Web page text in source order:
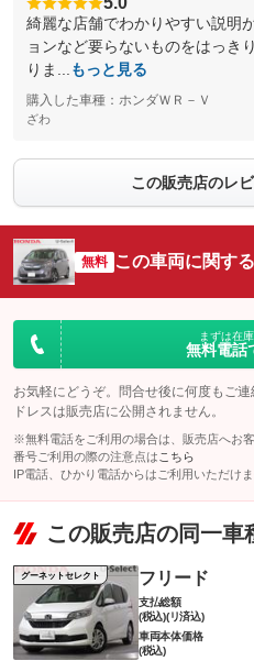
綺麗な店舗でわかりやすい説明
ョンなど要らないものをはっき
りま...
もっと見る
購入した車種：ホンダＷＲ－Ｖ
ざわ
この販売店のレ
無料 この車両に関す
まずは在
無料電話
お気軽にどうぞ。問合せ後に何度もご
ドレスは販売店に公開されません。
※無料電話をご利用の場合は、販売店へお
番号ご利用の際の注意点は こちら
IP電話、ひかり電話からはご利用いただけま
この販売店の同一車
グーネットセレクト フリード
支払総額
(税込)(リ済込)
車両本体価格
(税込)